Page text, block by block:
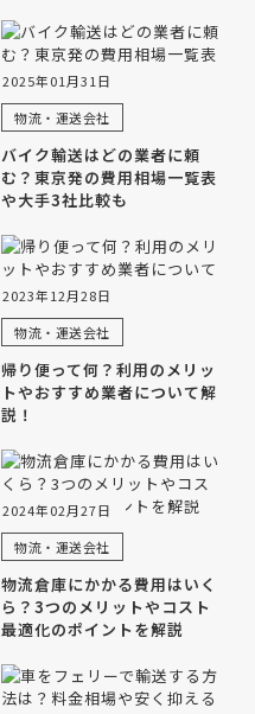
2025年01月31日
物流・運送会社
バイク輸送はどの業者に頼
む？東京発の費用相場一覧表
や大手3社比較も
2023年12月28日
物流・運送会社
帰り便って何？利用のメリッ
トやおすすめ業者について解
説！
2024年02月27日
物流・運送会社
物流倉庫にかかる費用はいく
ら？3つのメリットやコスト
最適化のポイントを解説